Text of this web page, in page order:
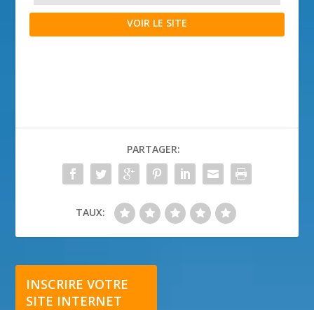
VOIR LE SITE
PARTAGER:
TAUX:
INSCRIRE VOTRE
SITE INTERNET